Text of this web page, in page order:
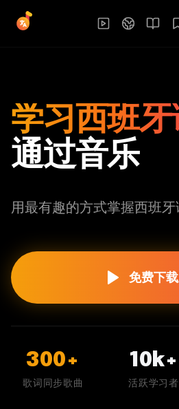
学习西班牙
通过音乐
用最有趣的方式掌握西班牙
免费下
300+
歌词同步歌曲
10k+
活跃学习者